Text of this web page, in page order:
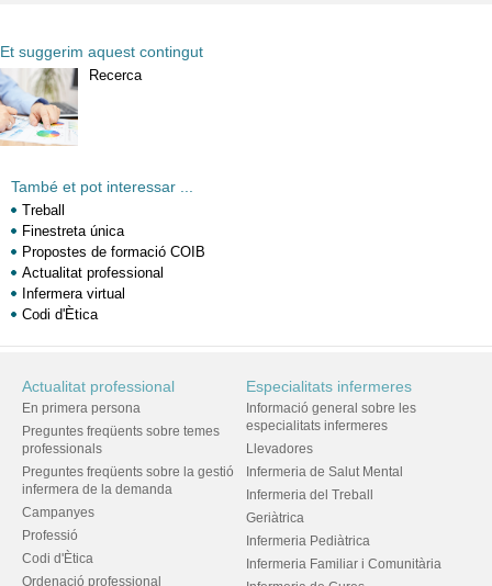
Et suggerim aquest contingut
Recerca
També et pot interessar ...
Treball
Finestreta única
Propostes de formació COIB
Actualitat professional
Infermera virtual
Codi d'Ètica
Actualitat professional
En primera persona
Preguntes freqüents sobre temes
professionals
Preguntes freqüents sobre la gestió
infermera de la demanda
Campanyes
Professió
Codi d'Ètica
Ordenació professional
Especialitats infermeres
Informació general sobre les
especialitats infermeres
Llevadores
Infermeria de Salut Mental
Infermeria del Treball
Geriàtrica
Infermeria Pediàtrica
Infermeria Familiar i Comunitària